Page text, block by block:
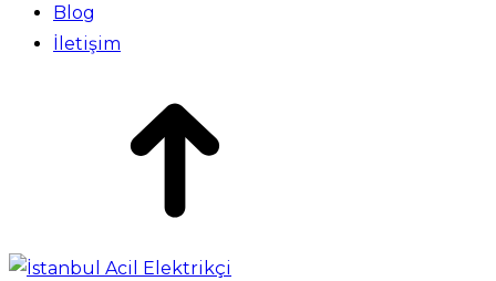
Blog
İletişim